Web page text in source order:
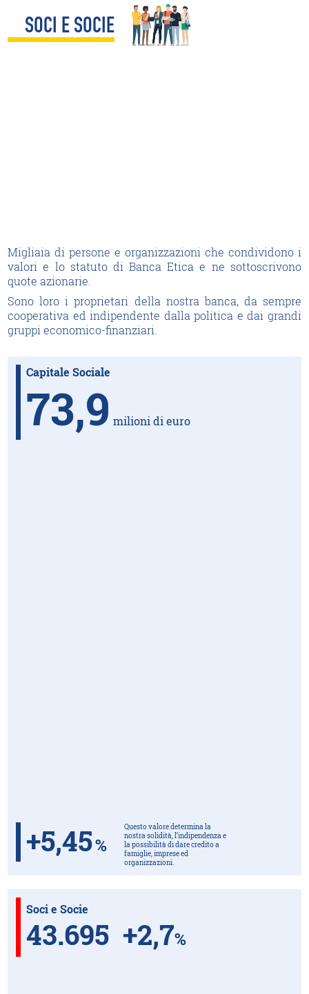
SOCI E SOCIE
Migliaia di persone e organizzazioni che condividono i
valori e lo statuto di Banca Etica e ne sottoscrivono
quote azionarie.
Sono loro i proprietari della nostra banca, da sempre
cooperativa ed indipendente dalla politica e dai grandi
gruppi economico-finanziari.
Capitale Sociale
73,9 milioni di euro
+5,45%
Questo valore determina la
nostra solidità, l’indipendenza e
la possibilità di dare credito a
famiglie, imprese ed
organizzazioni.
Soci e Socie
43.695 +2,7%